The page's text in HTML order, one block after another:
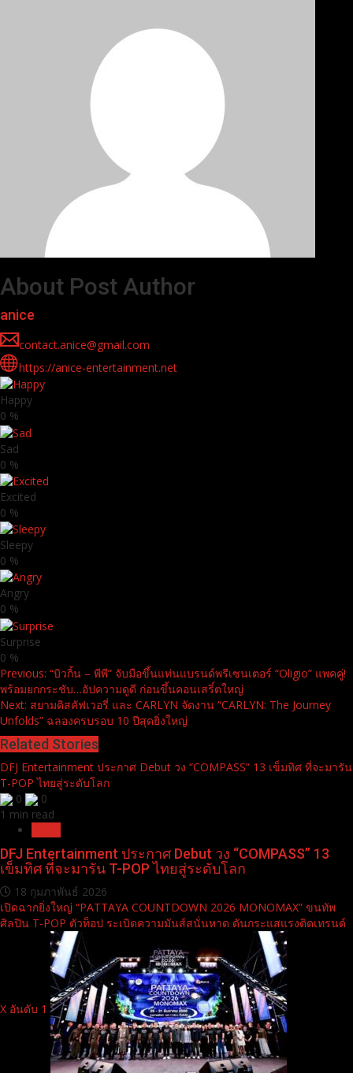
About Post Author
anice
contact.anice@gmail.com
https://anice-entertainment.net
Happy
0 %
Sad
0 %
Excited
0 %
Sleepy
0 %
Angry
0 %
Surprise
0 %
Continue
Reading
Previous: “บิวกิ้น – พีพี” จับมือขึ้นแท่นแบรนด์พรีเซนเตอร์ “Oligio” แพคคู่!
พร้อมยกกระชับ…อัปความดูดี ก่อนขึ้นคอนเสริ์ตใหญ่
Next: สยามดิสคัฟเวอรี่ และ CARLYN จัดงาน “CARLYN: The Journey
Unfolds” ฉลองครบรอบ 10 ปีสุดยิ่งใหญ่
Related Stories
DFJ Entertainment ประกาศ Debut วง “COMPASS” 13 เข็มทิศ ที่จะมารัน
T-POP ไทยสู่ระดับโลก
0
0
1 min read
DFJ Entertainment ประกาศ Debut วง “COMPASS” 13
เข็มทิศ ที่จะมารัน T-POP ไทยสู่ระดับโลก
18 กุมภาพันธ์ 2026
เปิดฉากยิ่งใหญ่ “PATTAYA COUNTDOWN 2026 MONOMAX” ขนทัพ
ศิลปิน T-POP ตัวท็อป ระเบิดความมันส์สนั่นหาด ดันกระแสแรงติดเทรนด์
X อันดับ 1